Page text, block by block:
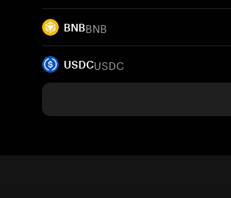
BNBBNB
USDCUSDC